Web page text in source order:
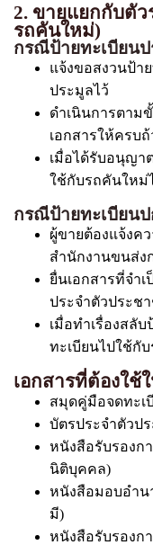
2. ขายแยกกับตัว
รถคันใหม่)
กรณีป้ายทะเบียนป
แจ้งขอสงวนป้า
ประมูลไว้
ดำเนินการตาม
เอกสารให้ครบ
เมื่อได้รับอนุญา
ใช้กับรถคันใหม่
กรณีป้ายทะเบียน
ผู้ขายต้องแจ้งค
สำนักงานขนส่ง
ยื่นเอกสารที่จำ
ประจำตัวประช
เมื่อทำเรื่องสลับ
ทะเบียนไปใช้กั
เอกสารที่ต้องใช้
สมุดคู่มือจดทะเ
บัตรประจำตัวป
หนังสือรับรองก
นิติบุคคล)
หนังสือมอบอำน
มี)
หนังสือรับรองก